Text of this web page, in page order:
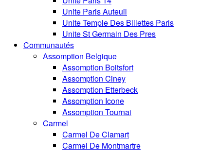
Unite Paris Auteuil
Unite Temple Des Billettes Paris
Unite St Germain Des Pres
Communautés
Assomption Belgique
Assomption Boitsfort
Assomption Ciney
Assomption Etterbeck
Assomption Icone
Assomption Tournai
Carmel
Carmel De Clamart
Carmel De Montmartre